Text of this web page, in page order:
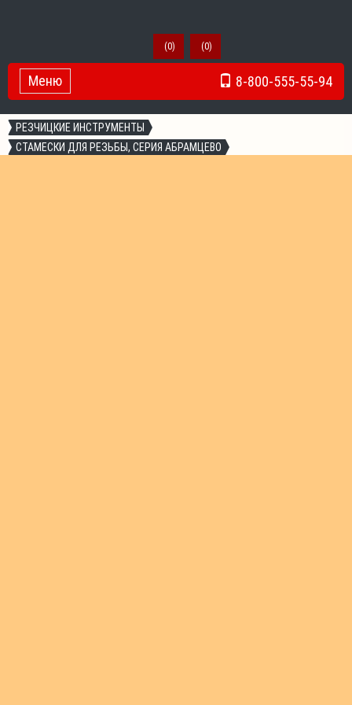
(0) (0)
8-800-555-55-94
Toggle Navigation
Меню
РЕЗЧИЦКИЕ ИНСТРУМЕНТЫ
СТАМЕСКИ ДЛЯ РЕЗЬБЫ, СЕРИЯ АБРАМЦЕВО